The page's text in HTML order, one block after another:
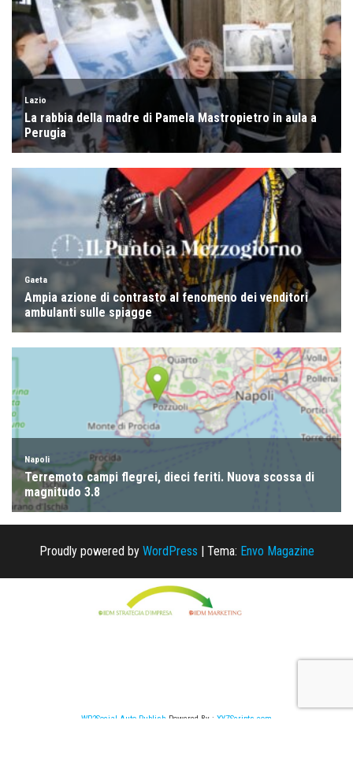
Proudly powered by WordPress | Tema: Envo Magazine
WP2Social Auto Publish Powered By : XYZScripts.com